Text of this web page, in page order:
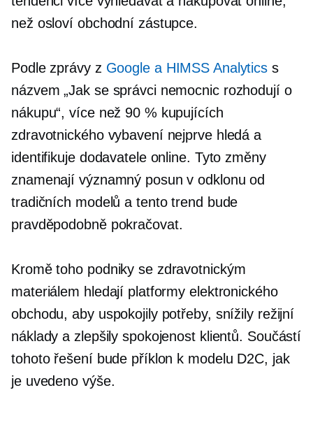
než osloví obchodní zástupce.
Podle zprávy z Google a HIMSS Analytics s
názvem „Jak se správci nemocnic rozhodují o
nákupu“, více než 90 % kupujících
zdravotnického vybavení nejprve hledá a
identifikuje dodavatele online. Tyto změny
znamenají významný posun v odklonu od
tradičních modelů a tento trend bude
pravděpodobně pokračovat.
Kromě toho podniky se zdravotnickým
materiálem hledají platformy elektronického
obchodu, aby uspokojily potřeby, snížily režijní
náklady a zlepšily spokojenost klientů. Součástí
tohoto řešení bude příklon k modelu D2C, jak
je uvedeno výše.